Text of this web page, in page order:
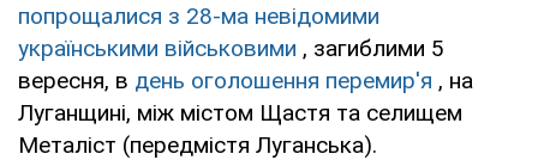
попрощалися з 28-ма невідомими
українськими військовими , загиблими 5
вересня, в день оголошення перемир'я , на
Луганщині, між містом Щастя та селищем
Металіст (передмістя Луганська).